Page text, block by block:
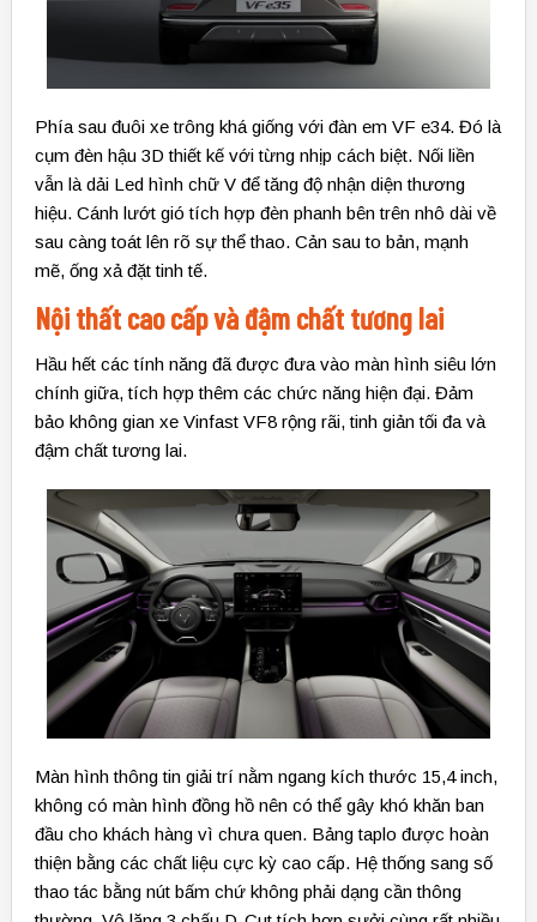
Phía sau đuôi xe trông khá giống với đàn em VF e34. Đó là
cụm đèn hậu 3D thiết kế với từng nhịp cách biệt. Nối liền
vẫn là dải Led hình chữ V để tăng độ nhận diện thương
hiệu. Cánh lướt gió tích hợp đèn phanh bên trên nhô dài về
sau càng toát lên rõ sự thể thao. Cản sau to bản, mạnh
mẽ, ống xả đặt tinh tế.
Nội thất cao cấp và đậm chất tương lai
Hầu hết các tính năng đã được đưa vào màn hình siêu lớn
chính giữa, tích hợp thêm các chức năng hiện đại. Đảm
bảo không gian xe Vinfast VF8 rộng rãi, tinh giản tối đa và
đậm chất tương lai.
Màn hình thông tin giải trí nằm ngang kích thước 15,4 inch,
không có màn hình đồng hồ nên có thể gây khó khăn ban
đầu cho khách hàng vì chưa quen. Bảng taplo được hoàn
thiện bằng các chất liệu cực kỳ cao cấp. Hệ thống sang số
thao tác bằng nút bấm chứ không phải dạng cần thông